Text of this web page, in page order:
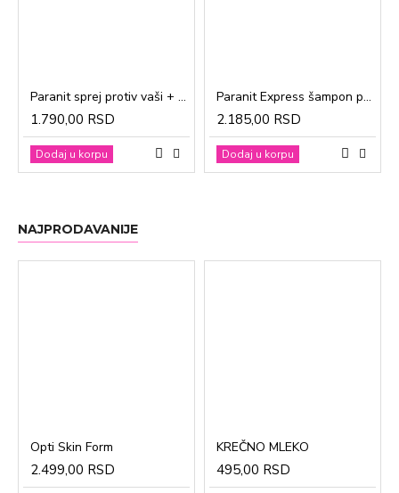
Paranit sprej protiv vaši + češalj 100ml
1.790,00 RSD
Dodaj u korpu
Paranit Express šampon protiv vaši + češalj 200ml
2.185,00 RSD
Dodaj u korpu
NAJPRODAVANIJE
Opti Skin Form
2.499,00 RSD
KREČNO MLEKO
495,00 RSD